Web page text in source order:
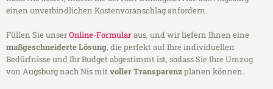
einen unverbindlichen Kostenvoranschlag anfordern.
Füllen Sie unserOnline-Formularaus, und wir liefern Ihnen eine
maßgeschneiderte Lösung, die perfekt auf Ihre individuellen
Bedürfnisse und Ihr Budget abgestimmt ist, sodass Sie Ihre Umzug
von Augsburg nach Nis mitvoller Transparenzplanen können.